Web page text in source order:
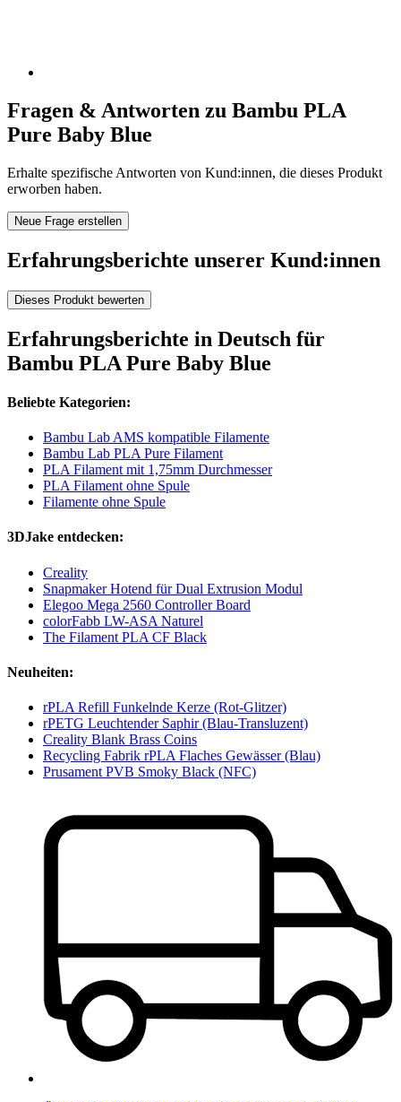
Fragen & Antworten zu Bambu PLA
Pure Baby Blue
Erhalte spezifische Antworten von Kund:innen, die dieses Produkt
erworben haben.
Neue Frage erstellen
Erfahrungsberichte unserer Kund:innen
Dieses Produkt bewerten
Erfahrungsberichte in Deutsch für
Bambu PLA Pure Baby Blue
Beliebte Kategorien:
Bambu Lab AMS kompatible Filamente
Bambu Lab PLA Pure Filament
PLA Filament mit 1,75mm Durchmesser
PLA Filament ohne Spule
Filamente ohne Spule
3DJake entdecken:
Creality
Snapmaker Hotend für Dual Extrusion Modul
Elegoo Mega 2560 Controller Board
colorFabb LW-ASA Naturel
The Filament PLA CF Black
Neuheiten:
rPLA Refill Funkelnde Kerze (Rot-Glitzer)
rPETG Leuchtender Saphir (Blau-Transluzent)
Creality Blank Brass Coins
Recycling Fabrik rPLA Flaches Gewässer (Blau)
Prusament PVB Smoky Black (NFC)